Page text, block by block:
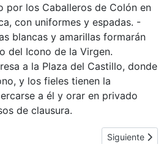
por los Caballeros de Colón en
con uniformes y espadas. -
blancas y amarillas formarán
del Icono de la Virgen.
a la Plaza del Castillo, donde
y los fieles tienen la
a él y orar en privado
de clausura.
Hučko Homilía - Por el don de
Artículo
Siguiente